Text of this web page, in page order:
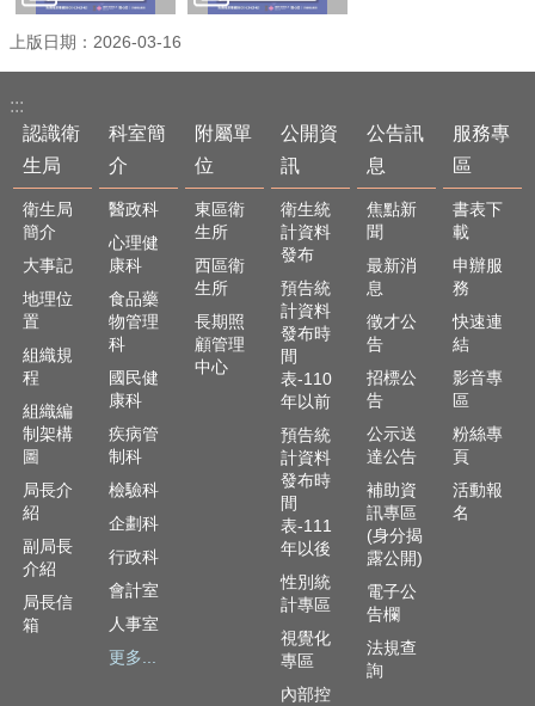
上版日期：2026-03-16
:::
認識衛
生局
衛生局
簡介
大事記
地理位
置
組織規
程
組織編
制架構
圖
局長介
紹
副局長
介紹
局長信
箱
科室簡
介
醫政科
心理健
康科
食品藥
物管理
科
國民健
康科
疾病管
制科
檢驗科
企劃科
行政科
會計室
人事室
更多...
附屬單
位
東區衛
生所
西區衛
生所
長期照
顧管理
中心
公開資
訊
衛生統
計資料
發布
預告統
計資料
發布時
間
表-110
年以前
預告統
計資料
發布時
間
表-111
年以後
性別統
計專區
視覺化
專區
內部控
公告訊
息
焦點新
聞
最新消
息
徵才公
告
招標公
告
公示送
達公告
補助資
訊專區
(身分揭
露公開)
電子公
告欄
法規查
詢
服務專
區
書表下
載
申辦服
務
快速連
結
影音專
區
粉絲專
頁
活動報
名